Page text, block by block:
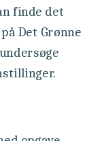
finde det
Det Grønne